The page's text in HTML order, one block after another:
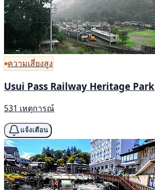
ความเสี่ยงสูง
Usui Pass Railway Heritage Park
531 เหตุการณ์
แจ้งเตือน